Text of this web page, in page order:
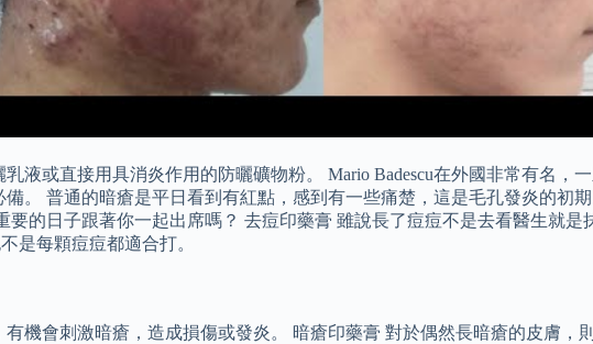
液或直接用具消炎作用的防曬礦物粉。 Mario Badescu在外國非常有名，
。 普通的暗瘡是平日看到有紅點，感到有一些痛楚，這是毛孔發炎的初
的日子跟著你一起出席嗎？ 去痘印藥膏 雖說長了痘痘不是去看醫生就
是每顆痘痘都適合打。
機會刺激暗瘡，造成損傷或發炎。 暗瘡印藥膏 對於偶然長暗瘡的皮膚，